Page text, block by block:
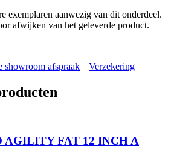
exemplaren aanwezig van dit onderdeel.
afwijken van het geleverde product.
showroom afspraak Verzekering
AGILITY FAT 12 INCH A